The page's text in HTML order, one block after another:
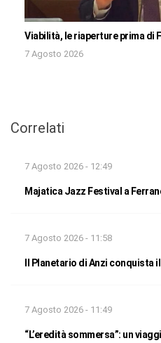
Viabilità, le riaperture prima di
7 Agosto 2026
Correlati
7 Agosto 2026 - 12:49
Majatica Jazz Festival a
7 Agosto 2026 - 11:58
Il Planetario di Anzi conquista
7 Agosto 2026 - 11:49
“L’eredità sommersa”: un